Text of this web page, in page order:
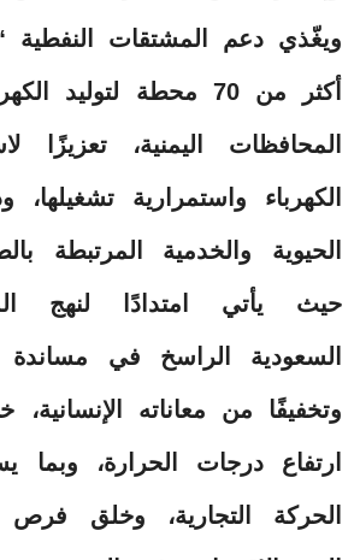
ويغّذي دعم المشتقات النفطية
أكثر من 70 محطة
المحافظات اليمنية، تعزيزًا
الكهرباء واستمرارية تشغيلها،
الحيوية والخدمية المرتبطة
حيث يأتي امتدادًا لنهج
السعودية الراسخ في
وتخفيفًا من معاناته
ارتفاع درجات الحرارة، وبما
الحركة التجارية، وخلق فرص